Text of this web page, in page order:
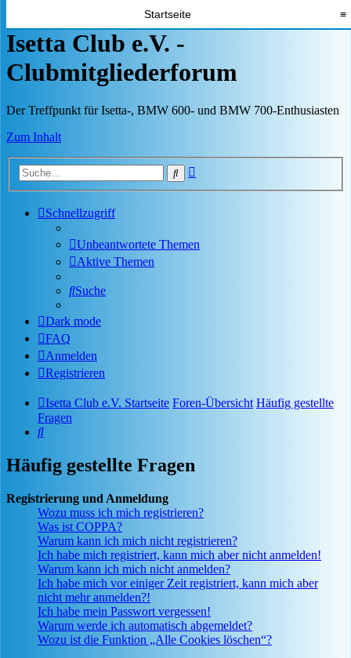
Startseite ≡
Isetta Club e.V. -
Clubmitgliederforum
Der Treffpunkt für Isetta-, BMW 600- und BMW 700-Enthusiasten
Zum Inhalt
Suche
Schnellzugriff
Unbeantwortete Themen
Aktive Themen
Suche
Dark mode
FAQ
Anmelden
Registrieren
Isetta Club e.V. Startseite Foren-Übersicht Häufig gestellte
Fragen
Suche
Häufig gestellte Fragen
Registrierung und Anmeldung
Wozu muss ich mich registrieren?
Was ist COPPA?
Warum kann ich mich nicht registrieren?
Ich habe mich registriert, kann mich aber nicht anmelden!
Warum kann ich mich nicht anmelden?
Ich habe mich vor einiger Zeit registriert, kann mich aber
nicht mehr anmelden?!
Ich habe mein Passwort vergessen!
Warum werde ich automatisch abgemeldet?
Wozu ist die Funktion „Alle Cookies löschen“?